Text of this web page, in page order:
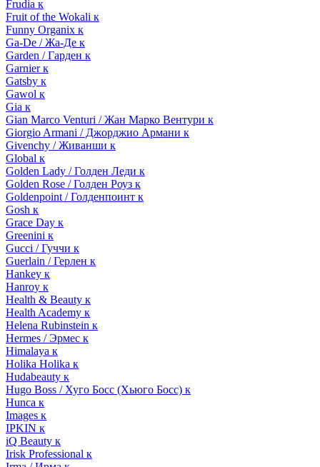
Frudia к
Fruit of the Wokali к
Funny Organix к
Ga-De / Жа-Де к
Garden / Гарден к
Garnier к
Gatsby к
Gawol к
Gia к
Gian Marco Venturi / Жан Марко Вентури к
Giorgio Armani / Джорджио Армани к
Givenchy / Живанши к
Global к
Golden Lady / Голден Леди к
Golden Rose / Голден Роуз к
Goldenpoint / Голденпоинт к
Gosh к
Grace Day к
Greenini к
Gucci / Гуччи к
Guerlain / Герлен к
Hankey к
Hanroy к
Health & Beauty к
Health Academy к
Helena Rubinstein к
Hermes / Эрмес к
Himalaya к
Holika Holika к
Hudabeauty к
Hugo Boss / Хуго Босс (Хьюго Босс) к
Hunca к
Images к
IPKIN к
iQ Beauty к
Irisk Professional к